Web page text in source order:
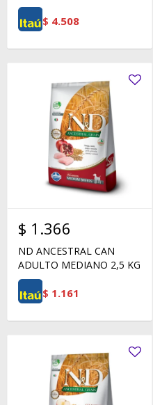
$ 4.508
$ 1.366
ND ANCESTRAL CAN
ADULTO MEDIANO 2,5 KG
$ 1.161